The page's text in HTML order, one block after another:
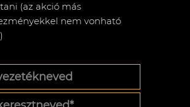
(az akció más
nem vonható